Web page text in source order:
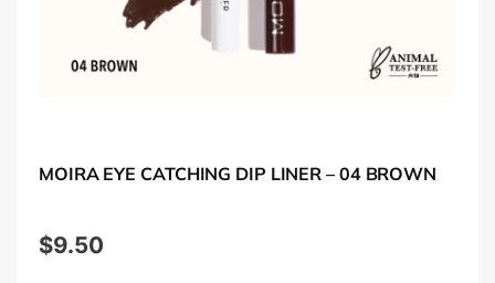
MOIRA EYE CATCHING DIP LINER – 04 BROWN
$9.50